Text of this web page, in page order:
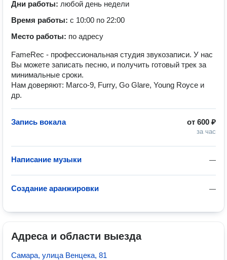
Дни работы: любой день недели
Время работы: с 10:00 по 22:00
Место работы: по адресу
FameRec - профессиональная студия звукозаписи. У нас
Вы можете записать песню, и получить готовый трек за
минимальные сроки.
Нам доверяют: Marco-9, Furry, Go Glare, Young Royce и
др.
от 600 ₽
за час
Запись вокала
—
Написание музыки
—
Создание аранжировки
Адреса и области выезда
Самара, улица Венцека, 81